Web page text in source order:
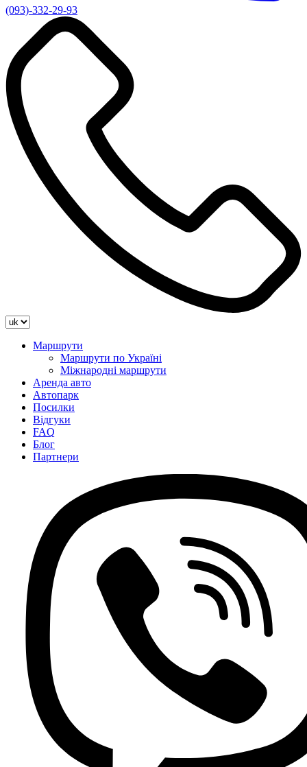
(093)-332-29-93
Маршрути
Маршрути по Україні
Міжнародні маршрути
Аренда авто
Автопарк
Посилки
Відгуки
FAQ
Блог
Партнери